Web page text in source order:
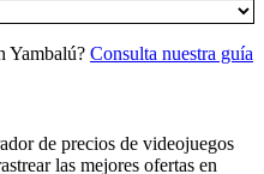
Yambalú? Consulta nuestra guía
de precios de videojuegos
las mejores ofertas en